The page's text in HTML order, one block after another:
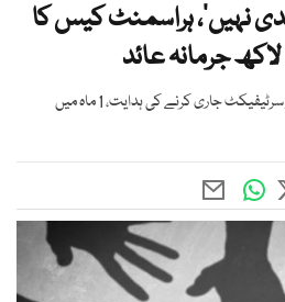
نہیں‘، ہراسمنٹ کیس کا
نجی کمپنی کو خاتون کے واجبات اور سرٹیفیکٹ جاری کرنے کی ہدایت، 1 ماہ میں